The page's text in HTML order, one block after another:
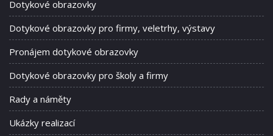
Dotykové obrazovky
Dotykové obrazovky pro firmy, veletrhy, výstavy
Pronájem dotykové obrazovky
Dotykové obrazovky pro školy a firmy
Rady a náměty
Ukázky realizací